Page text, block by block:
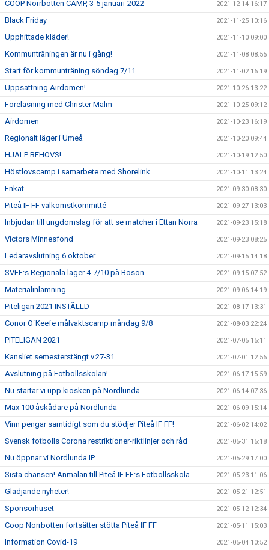
COOP Norrbotten CAMP, 3-5 januari-2022 2021-12-14 16:17
Black Friday 2021-11-25 10:16
Upphittade kläder! 2021-11-10 09:00
Kommunträningen är nu i gång! 2021-11-08 08:55
Start för kommunträning söndag 7/11 2021-11-02 16:19
Uppsättning Airdomen! 2021-10-26 13:22
Föreläsning med Christer Malm 2021-10-25 09:12
Airdomen 2021-10-23 16:19
Regionalt läger i Umeå 2021-10-20 09:44
HJÄLP BEHÖVS! 2021-10-19 12:50
Höstlovscamp i samarbete med Shorelink 2021-10-11 13:24
Enkät 2021-09-30 08:30
Piteå IF FF välkomstkommitté 2021-09-27 13:03
Inbjudan till ungdomslag för att se matcher i Ettan Norra 2021-09-23 15:18
Victors Minnesfond 2021-09-23 08:25
Ledaravslutning 6 oktober 2021-09-15 14:18
SVFF:s Regionala läger 4-7/10 på Bosön 2021-09-15 07:52
Materialinlämning 2021-09-06 14:19
Piteligan 2021 INSTÄLLD 2021-08-17 13:31
Conor O´Keefe målvaktscamp måndag 9/8 2021-08-03 22:24
PITELIGAN 2021 2021-07-05 15:11
Kansliet semesterstängt v.27-31 2021-07-01 12:56
Avslutning på Fotbollsskolan! 2021-06-17 15:59
Nu startar vi upp kiosken på Nordlunda 2021-06-14 07:36
Max 100 åskådare på Nordlunda 2021-06-09 15:14
Vinn pengar samtidigt som du stödjer Piteå IF FF! 2021-06-02 14:02
Svensk fotbolls Corona restriktioner-riktlinjer och råd 2021-05-31 15:18
Nu öppnar vi Nordlunda IP 2021-05-29 17:00
Sista chansen! Anmälan till Piteå IF FF:s Fotbollsskola 2021-05-23 11:06
Glädjande nyheter! 2021-05-21 12:51
Sponsorhuset 2021-05-12 12:34
Coop Norrbotten fortsätter stötta Piteå IF FF 2021-05-11 15:03
Information Covid-19 2021-05-04 10:52